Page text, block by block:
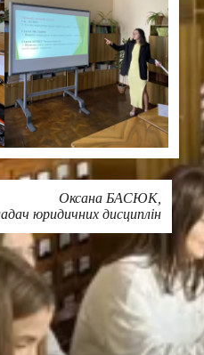
Оксана БАСЮК,
юридичних дисциплін